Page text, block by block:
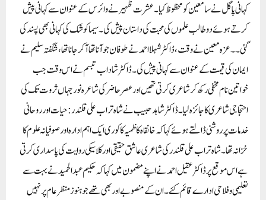
کہانی پاگل نے سامعین کو محظوظ کیا۔ عشرت ظہیر نے وائرس کے عنوان سے کہانی پیش
کرتے ہوئے دو طالب علموں کی محبت کی داستان پیش کی۔سیما کوشک کی کہانی بھی پسند کی
گئی۔۔عزہ معین نے وقت،ڈاکٹر شہلا احمد نے طوفان جو آنا تھا آکر جانا تھا،شگفتہ سلیم نے
ایمان کی قیمت کے عنوان سے کہانی پیش کی۔ڈاکٹر شاداب تبسم نے اس وقت جب
خواتین نام مخفی رکھ کر شاعری کرتی تھیں اور عصر حاضر کی شاعرہ نور جہاں ثروت تک کی
احتجاجی شاعری کا جائزہ لیا۔ڈاکٹر شاہد حبیب نے شاہ تراب علی قلندر:حیات اور روحانی
خدمات پر روشنی ڈالتے ہوئے کہا کہ خانقاہ کاظمیہ کاکوری ایک اہم ادارہ اور صوفیانہ علوم کا
خزانہ تھا۔ شاہ تراب علی قلندر کی شاعری عاشق حقیقی اور کلاسیکی روایت کی پاسداری کرتی
ہے اس موقع پر ڈاکٹر عقیل احمد نے اپنے مضمون میں کہاکہ حکیم عبد الحمید نے بہت سے
تعلیمی و فلاحی ادارے قائم کئے۔ان کے منصوبے اور بھی تھے جو ہنوز منظر عام پر نہیں